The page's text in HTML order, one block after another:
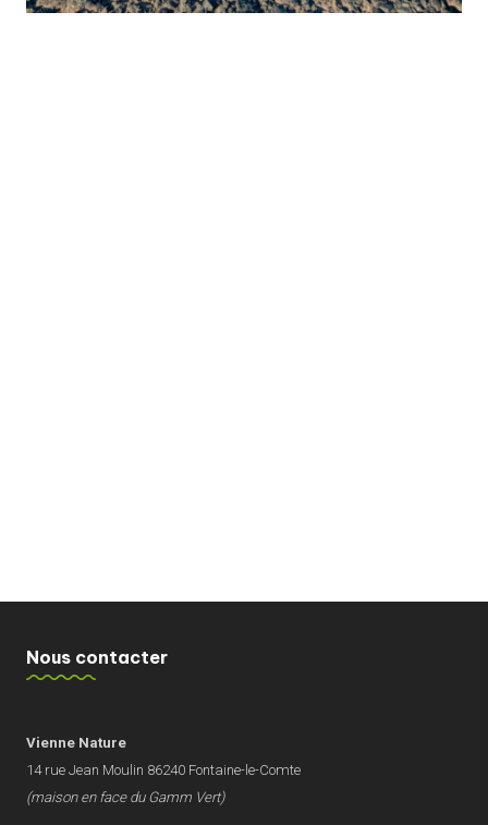
Nous contacter
Vienne Nature
14 rue Jean Moulin 86240 Fontaine-le-Comte
(maison en face du Gamm Vert)